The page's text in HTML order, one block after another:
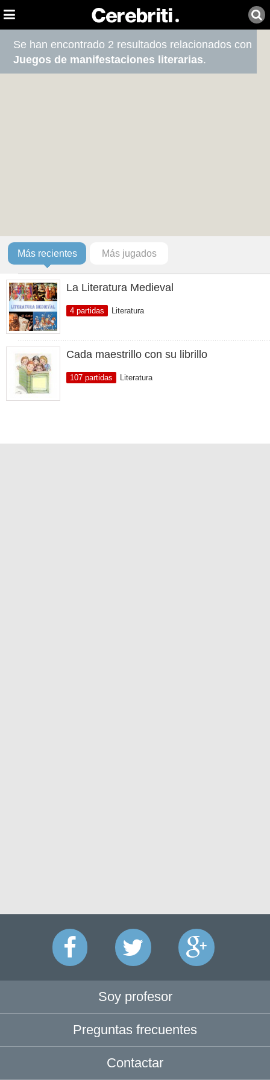
Se han encontrado 2 resultados relacionados con
Juegos de manifestaciones literarias.
Más recientes Más jugados
La Literatura Medieval
4 partidas Literatura
Cada maestrillo con su librillo
107 partidas Literatura
Soy profesor
Preguntas frecuentes
Contactar